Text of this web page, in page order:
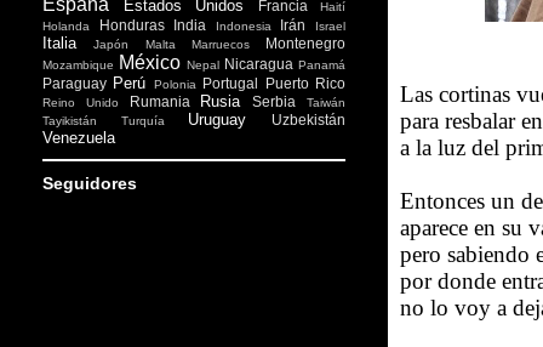
Las cortinas
para resbalar
a la luz del
Entonces un
aparece en su
pero sabiendo
por donde
no lo voy a
España Estados Unidos Francia
Haití
Holanda
Honduras India Indonesia Irán Israel
Italia Japón Malta Marruecos Montenegro
Mozambique México Nepal Nicaragua Panamá
Paraguay Perú Polonia Portugal Puerto Rico
Reino Unido Rumania Rusia Serbia
Taiwán
Tayikistán
Turquía Uruguay Uzbekistán
Venezuela
Seguidores